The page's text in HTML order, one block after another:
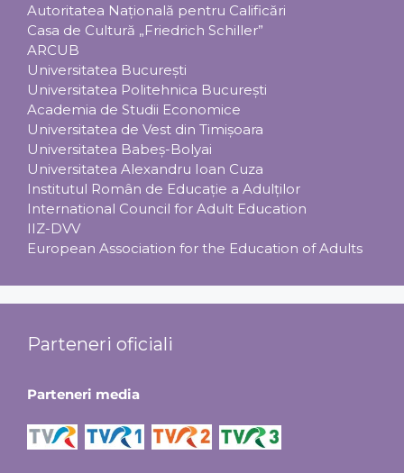
Autoritatea Națională pentru Calificări
Casa de Cultură „Friedrich Schiller”
ARCUB
Universitatea Bucureşti
Universitatea Politehnica Bucureşti
Academia de Studii Economice
Universitatea de Vest din Timişoara
Universitatea Babeş-Bolyai
Universitatea Alexandru Ioan Cuza
Institutul Român de Educaţie a Adulţilor
International Council for Adult Education
IIZ-DVV
European Association for the Education of Adults
Parteneri oficiali
Parteneri media